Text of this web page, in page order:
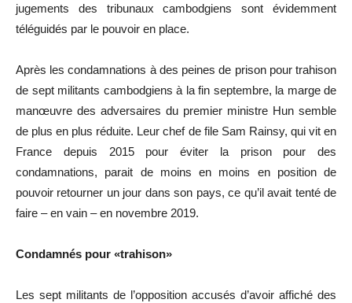
jugements des tribunaux cambodgiens sont évidemment
téléguidés par le pouvoir en place.
Après les condamnations à des peines de prison pour trahison
de sept militants cambodgiens à la fin septembre, la marge de
manœuvre des adversaires du premier ministre Hun semble
de plus en plus réduite. Leur chef de file Sam Rainsy, qui vit en
France depuis 2015 pour éviter la prison pour des
condamnations, parait de moins en moins en position de
pouvoir retourner un jour dans son pays, ce qu’il avait tenté de
faire – en vain – en novembre 2019.
Condamnés pour «trahison»
Les sept militants de l’opposition accusés d’avoir affiché des